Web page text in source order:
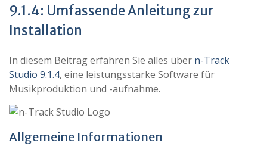
9.1.4: Umfassende Anleitung zur
Installation
In diesem Beitrag erfahren Sie alles über n-Track
Studio 9.1.4, eine leistungsstarke Software für
Musikproduktion und -aufnahme.
Allgemeine Informationen